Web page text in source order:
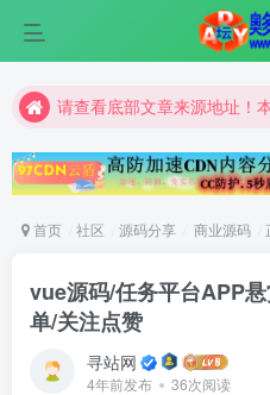
请查看底部文章来源地址！本站所有内容均为互联网
请查看底部文章来源地址！本站所有内容均为互联网
请查看底部文章来源地址！本站所有内容均为互联网
首页 社区 源码分享 商业源码
vue源码/任务平台APP
单/关注点赞
寻站网
4年前发布 36次阅读